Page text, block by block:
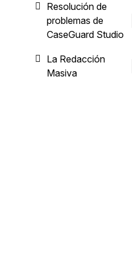
Resolución de
problemas de
CaseGuard Studio
La Redacción
Masiva